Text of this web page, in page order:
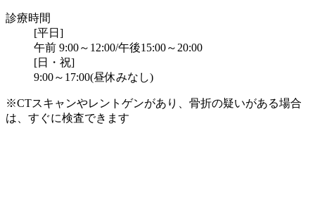
診療時間
[平日]
午前 9:00～12:00/午後15:00～20:00
[日・祝]
9:00～17:00(昼休みなし)
※CTスキャンやレントゲンがあり、骨折の疑いがある場合
は、すぐに検査できます